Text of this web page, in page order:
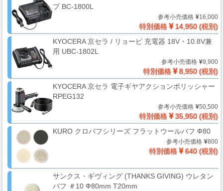
ー
フ
ィ
ム
工
場
資
材・
塗
装
プ BC-1800L
参考小売価格 16,000
特別価格
14,950 (税別)
KYOCERA 京セラ / リョービ 充電器 18V・10.8V兼
用 UBC-1802L
参考小売価格 9,900
特別価格
8,950 (税別)
KYOCERA 京セラ 電子ギヤアクションポリッシャー
RPEG132
参考小売価格 50,500
特別価格
35,950 (税別)
KURO クロバフシリーズ フラットウールバフ Ф80
参考小売価格 800
特別価格 640 (税別)
サンクス・ギヴィング (THANKS GIVING) ウレタン
バフ ＃10 Ф80mm T20mm